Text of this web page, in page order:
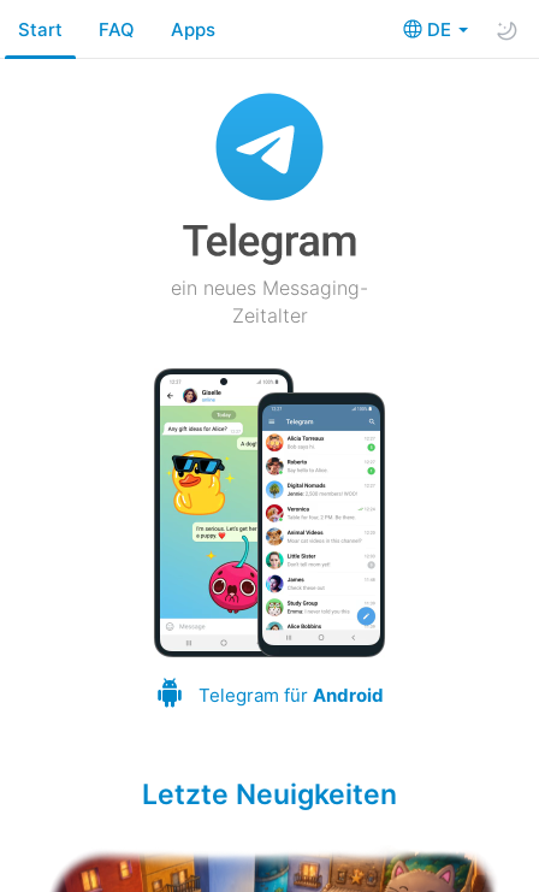
DE
Start FAQ Apps
ein neues Messaging-
Zeitalter
Telegram für Android
Letzte Neuigkeiten